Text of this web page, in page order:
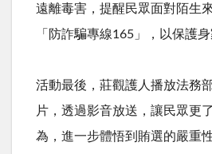
遠離毒害，提醒民眾面對陌生
「防詐騙專線165 」，以保護身
活動最後，莊觀護人播放法務
片，透過影音放送，讓民眾更
為，進一步體悟到賄選的嚴重